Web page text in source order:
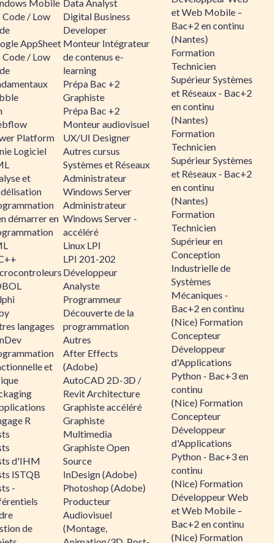
Mobile
/ Low
AppSheet
/ Low
Platform
Logiciel
et
démarrer en
langages
et
R
d'IHM
ISTQB
-
de
Data Analyst
Digital Business
Developer
Monteur Intégrateur
de contenus e-
learning
Prépa Bac +2
Graphiste
Prépa Bac +2
Monteur audiovisuel
UX/UI Designer
Autres cursus
Systèmes et Réseaux
Administrateur
Windows Server
Administrateur
Windows Server -
accéléré
Linux LPI
LPI 201-202
Développeur
Analyste
Programmeur
Découverte de la
programmation
Autres
After Effects
(Adobe)
AutoCAD 2D-3D /
Revit Architecture
Graphiste accéléré
Graphiste
Multimedia
Graphiste Open
Source
InDesign (Adobe)
Photoshop (Adobe)
Producteur
Audiovisuel
(Montage,
et Web Mobile –
Bac+2 en continu
(Nantes)
Formation
Technicien
Supérieur Systèmes
et Réseaux - Bac+2
en continu
(Nantes)
Formation
Technicien
Supérieur Systèmes
et Réseaux - Bac+2
en continu
(Nantes)
Formation
Technicien
Supérieur en
Conception
Industrielle de
Systèmes
Mécaniques -
Bac+2 en continu
(Nice) Formation
Concepteur
Développeur
d'Applications
Python - Bac+3 en
continu
(Nice) Formation
Concepteur
Développeur
d'Applications
Python - Bac+3 en
continu
(Nice) Formation
Développeur Web
et Web Mobile –
Bac+2 en continu
(Nice) Formation